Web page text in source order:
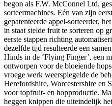
begon als F.W. McConnel Ltd,
sorteermachines. Eén van zijn
gepatenteerde appel-sorteerder,
in staat stelde fruit te sorteren op
eerste stappen richting
dezelfde tijd resulteerde een
Hinds in de ‘Flying Finger’, een
ontworpen voor de bloeiende
vroege werk weerspiegelde de
Herefordshire, Worcestershire en
voor topfruit- en hopproductie.
heggen knippen die uiteindelijk